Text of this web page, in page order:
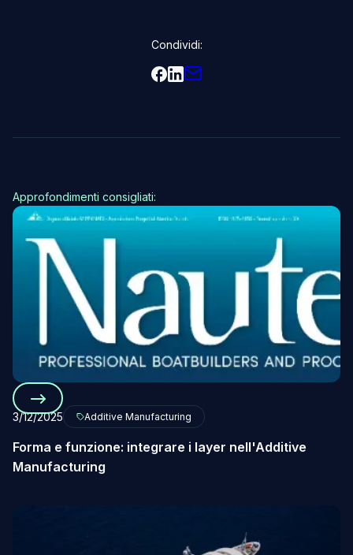
Condividi:
Approfondimenti consigliati:
3/12/2025 Additive Manufacturing
Forma e funzione: integrare i layer nell'Additive
Manufacturing